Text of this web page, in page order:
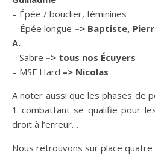
– Épée / bouclier, féminines
– Épée longue –> Baptiste,
A.
– Sabre –> tous nos Écuyers
– MSF Hard –> Nicolas
A noter aussi que les phases de
1 combattant se qualifie pour
droit à l’erreur…
Nous retrouvons sur place